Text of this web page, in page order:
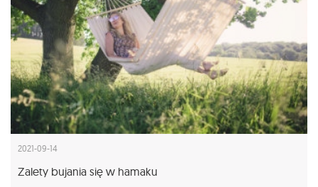
2021-09-14
Zalety bujania się w hamaku